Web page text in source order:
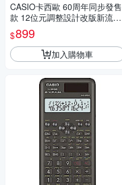
CASIO卡西歐 60周年同步發售
款 12位元調整設計改版新流線
桌上型計算機-白(JT-200T-WE)
$899
加入購物車